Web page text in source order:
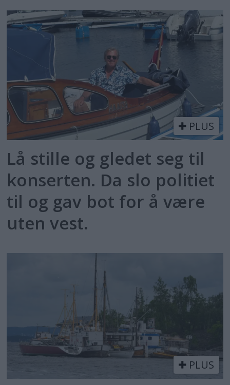
PLUS
Lå stille og gledet seg til
konserten. Da slo politiet
til og gav bot for å være
uten vest.
PLUS